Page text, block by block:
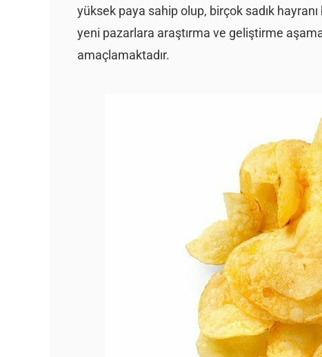
yüksek paya sahip olup, birçok sadık
yeni pazarlara araştırma ve geliştirme
amaçlamaktadır.